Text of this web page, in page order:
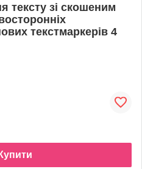
тексту зі скошеним
текстмаркерів 4
Купити